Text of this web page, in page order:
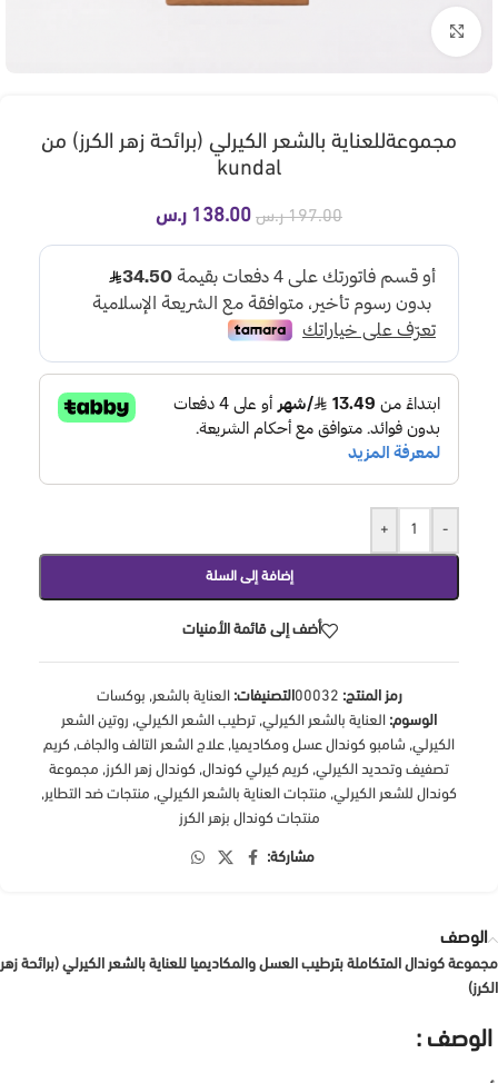
مجموعةللعناية بالشعر الكيرلي (برائحة زهر الكرز) من
kundal
197.00 ر.س 138.00 ر.س
-
+
إضافة إلى السلة
أضف إلى قائمة الأمنيات
رمز المنتج: 00032 التصنيفات: العناية بالشعر, بوكسات
الوسوم: العناية بالشعر الكيرلي, ترطيب الشعر الكيرلي, روتين الشعر
الكيرلي, شامبو كوندال عسل ومكاديميا, علاج الشعر التالف والجاف, كريم
تصفيف وتحديد الكيرلي, كريم كيرلي كوندال, كوندال زهر الكرز, مجموعة
كوندال للشعر الكيرلي, منتجات العناية بالشعر الكيرلي, منتجات ضد التطاير,
منتجات كوندال بزهر الكرز
مشاركة:
الوصف
مجموعة كوندال المتكاملة بترطيب العسل والمكاديميا للعناية بالشعر الكيرلي (برائحة زهر
الكرز)
الوصف :